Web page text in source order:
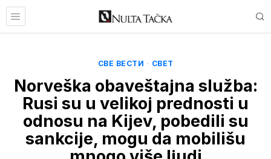
СВЕ ВЕСТИ · СВЕТ
Norveška obaveštajna služba:
Rusi su u velikoj prednosti u
odnosu na Kijev, pobedili su
sankcije, mogu da mobilišu